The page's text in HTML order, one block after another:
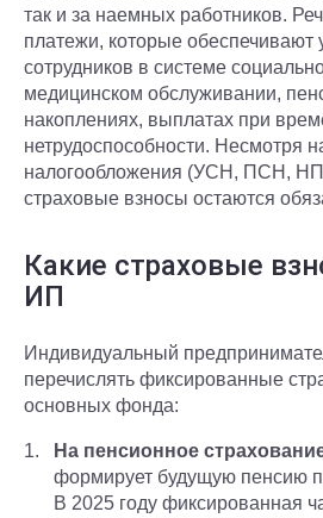
так и за наемных работников.
платежи, которые обеспечивают
сотрудников в системе
медицинском обслуживании,
накоплениях, выплатах при
нетрудоспособности. Несмотря
налогообложения (УСН, ПСН,
страховые взносы остаются
Какие страховые
ИП
Индивидуальный
перечислять фиксированные
основных фонда:
На пенсионное
формирует будущую пенсию
В 2025 году фиксированная